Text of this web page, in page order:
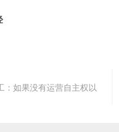
：如果没有运营自主权以